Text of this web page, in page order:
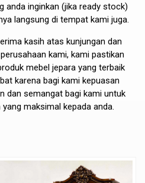
anda inginkan (jika ready stock)
langsung di tempat kami juga.
kasih atas kunjungan dan
kami, kami pastikan
mebel jepara yang terbaik
karena bagi kami kepuasan
dan semangat bagi kami untuk
maksimal kepada anda.